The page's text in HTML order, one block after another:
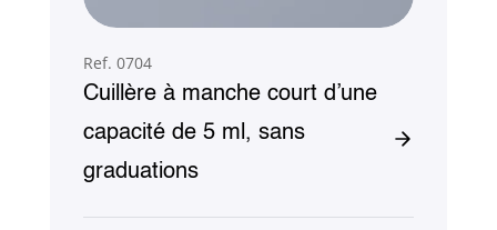
Ref. 0704
Cuillère à manche court d’une
capacité de 5 ml, sans
graduations